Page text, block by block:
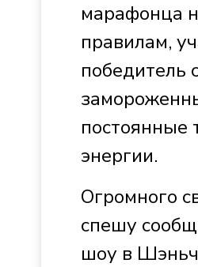
марафонца
правилам,
победитель
постоянные
энергии.
Огромного
спешу
шоу в